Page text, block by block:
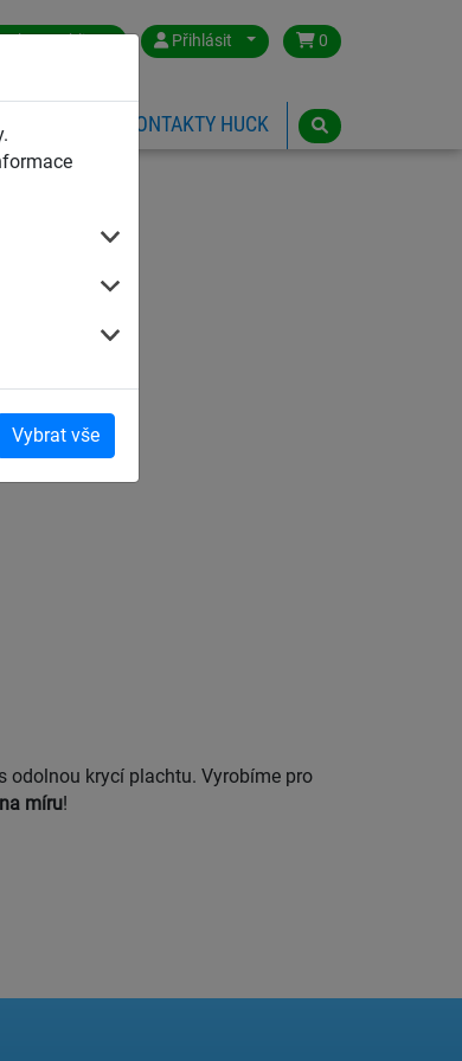
Vybrat vše
Republic Přihlásit 0
KONTAKTY HUCK
odolnou krycí plachtu. Vyrobíme pro
míru!